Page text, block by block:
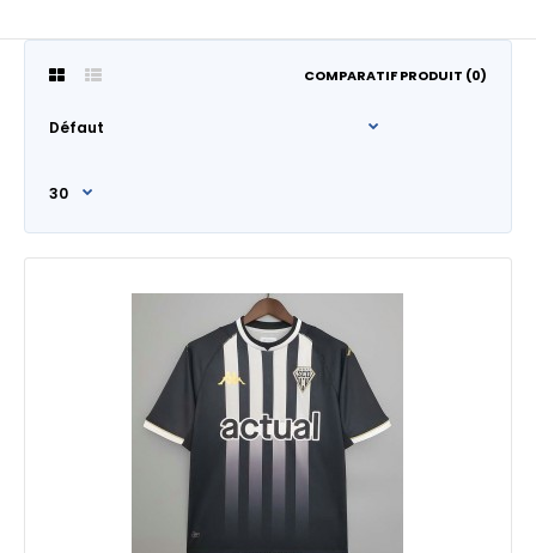
COMPARATIF PRODUIT (0)